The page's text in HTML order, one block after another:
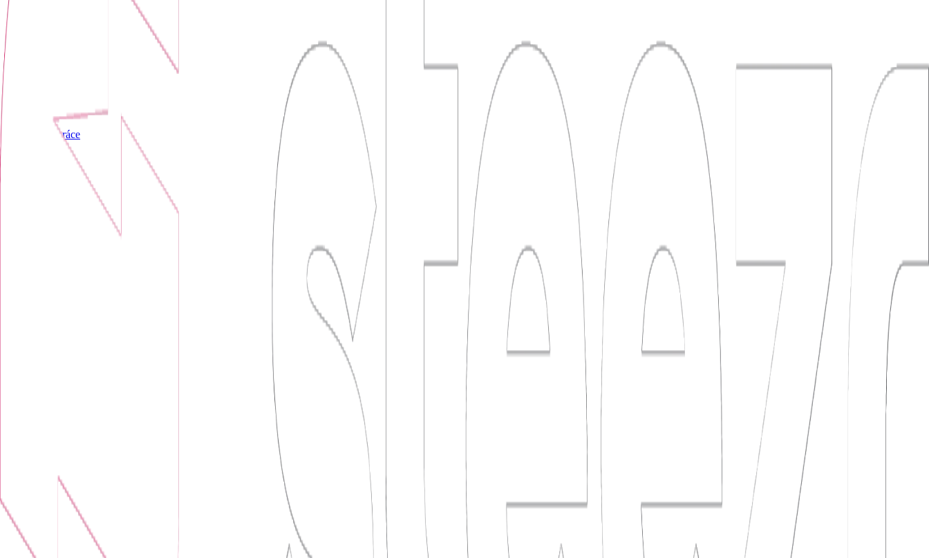
Všechny práce
Probeak je studenty organizovaný indie festival, který jde do třetího ročníku, koná se u jezera v Brandýse nad Labem. Prodej vstupenek, změny v programu a informace o kapelách byly rozeseté po sociálních
sítích, ve sdílených dokumentech a v PDF na poslední chvíli. Jak line-up rostl a s ním i publikum, potřebovali pořádný domov online: dvojjazyčný, mobile-first a takový, aby si ho organizátoři sami aktualizovali
Postavili jsme jim vlastní web na Next.js, který je jediným domovem festivalu online. Program, kapely, info o kempu, partneři i vstupenky žijí pod jednou střechou v češtině i angličtině. Vizuál drží ten letní DIY
pocit a přitom ostře fičí na mobilu u vstupu. Obsah si organizátoři upravují sami a nárazy návštěvnosti kolem oznámení line-upu a pouštění vstupenek si web hravě odbaví.